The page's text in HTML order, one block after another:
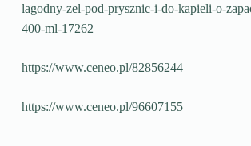
lagodny-zel-pod-prysznic-i-do-kapieli-o-
400-ml-17262
https://www.ceneo.pl/82856244
https://www.ceneo.pl/96607155